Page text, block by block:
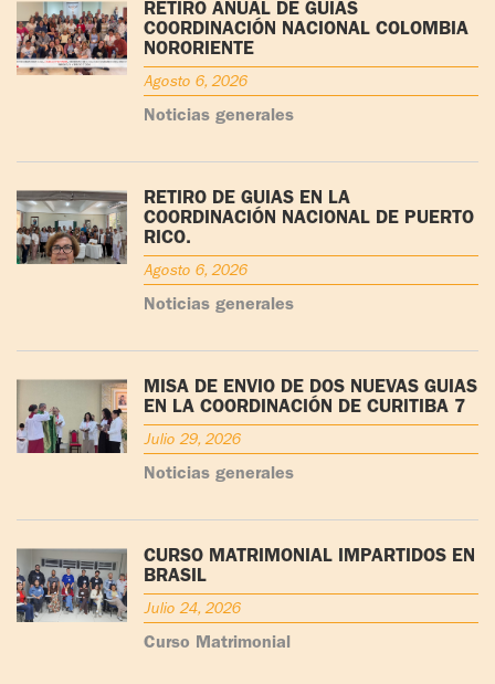
RETIRO ANUAL DE GUÍAS
COORDINACIÓN NACIONAL COLOMBIA
NORORIENTE
Agosto 6, 2026
Noticias generales
RETIRO DE GUÍAS EN LA
COORDINACIÓN NACIONAL DE PUERTO
RICO.
Agosto 6, 2026
Noticias generales
MISA DE ENVÍO DE DOS NUEVAS GUÍAS
EN LA COORDINACIÓN DE CURITIBA 7
Julio 29, 2026
Noticias generales
CURSO MATRIMONIAL IMPARTIDOS EN
BRASIL
Julio 24, 2026
Curso Matrimonial